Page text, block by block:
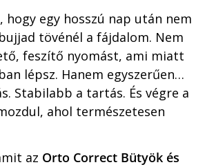
hogy egy hosszú nap után nem
tövénél a fájdalom. Nem
feszítő nyomást, ami miatt
lépsz. Hanem egyszerűen…
Stabilabb a tartás. És végre a
ahol természetesen
az Orto Correct Bütyök és